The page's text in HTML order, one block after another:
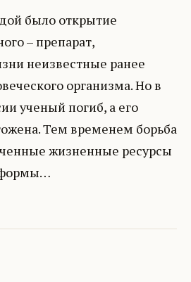
было открытие
– препарат,
неизвестные ранее
организма. Но в
ученый погиб, а его
Тем временем борьба
жизненные ресурсы
формы…